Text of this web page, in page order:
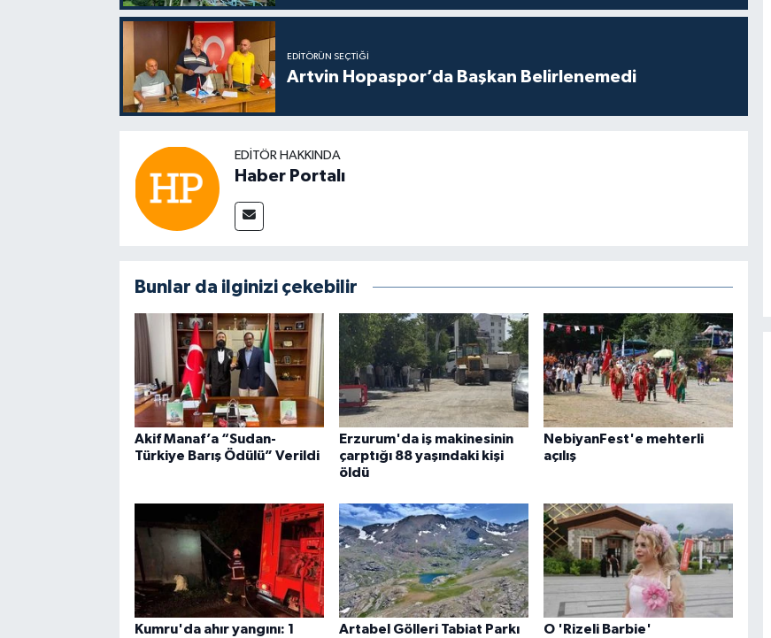
EDITÖRÜN SEÇTIĞI
Artvin Hopaspor’da Başkan Belirlenemedi
EDITÖR HAKKINDA
Haber Portalı
Bunlar da ilginizi çekebilir
Akif Manaf’a “Sudan-
Türkiye Barış Ödülü” Verildi
Erzurum'da iş makinesinin
çarptığı 88 yaşındaki kişi
öldü
NebiyanFest'e mehterli
açılış
Kumru'da ahır yangını: 1
Artabel Gölleri Tabiat Parkı
O 'Rizeli Barbie'